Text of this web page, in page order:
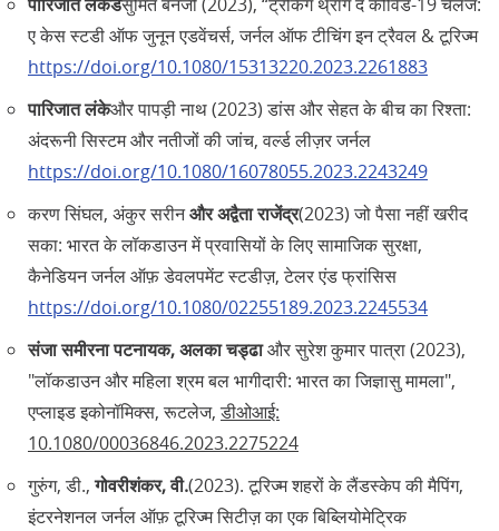
ए केस स्टडी ऑफ जुनून एडवेंचर्स, जर्नल ऑफ टीचिंग इन ट्रैवल & टूरिज्म
https://doi.org/10.1080/15313220.2023.2261883
पारिजात लंकेऔर पापड़ी नाथ (2023) डांस और सेहत के बीच का रिश्ता:
अंदरूनी सिस्टम और नतीजों की जांच, वर्ल्ड लीज़र जर्नल
https://doi.org/10.1080/16078055.2023.2243249
करण सिंघल, अंकुर सरीनऔर अद्वैता राजेंद्र(2023) जो पैसा नहीं खरीद
सका: भारत के लॉकडाउन में प्रवासियों के लिए सामाजिक सुरक्षा,
कैनेडियन जर्नल ऑफ़ डेवलपमेंट स्टडीज़, टेलर एंड फ्रांसिस
https://doi.org/10.1080/02255189.2023.2245534
संजा समीरना पटनायक, अलका चड्ढाऔर सुरेश कुमार पात्रा (2023),
"लॉकडाउन और महिला श्रम बल भागीदारी: भारत का जिज्ञासु मामला",
एप्लाइड इकोनॉमिक्स, रूटलेज,डीओआई:
10.1080/00036846.2023.2275224
गुरुंग, डी.,गोवरीशंकर, वी.(2023). टूरिज्म शहरों के लैंडस्केप की मैपिंग,
इंटरनेशनल जर्नल ऑफ़ टूरिज्म सिटीज़ का एक बिब्लियोमेट्रिक